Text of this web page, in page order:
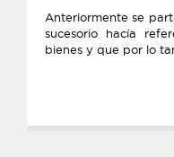
Anteriormente se
sucesorio hacía
bienes y que por lo